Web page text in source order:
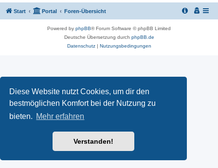
Diese Website nutzt Cookies, um dir den
bestmöglichen Komfort bei der Nutzung zu
bieten. Mehr erfahren
Verstanden!
Start Portal Foren-Übersicht
Powered by phpBB® Forum Software © phpBB Limited
Deutsche Übersetzung durch phpBB.de
Datenschutz| Nutzungsbedingungen